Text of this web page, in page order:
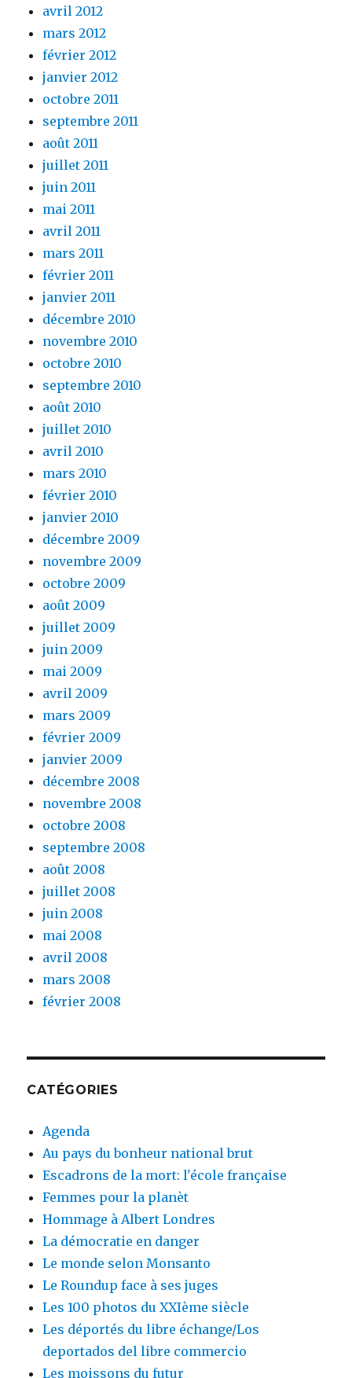
avril 2012
mars 2012
février 2012
janvier 2012
octobre 2011
septembre 2011
août 2011
juillet 2011
juin 2011
mai 2011
avril 2011
mars 2011
février 2011
janvier 2011
décembre 2010
novembre 2010
octobre 2010
septembre 2010
août 2010
juillet 2010
avril 2010
mars 2010
février 2010
janvier 2010
décembre 2009
novembre 2009
octobre 2009
août 2009
juillet 2009
juin 2009
mai 2009
avril 2009
mars 2009
février 2009
janvier 2009
décembre 2008
novembre 2008
octobre 2008
septembre 2008
août 2008
juillet 2008
juin 2008
mai 2008
avril 2008
mars 2008
février 2008
CATÉGORIES
Agenda
Au pays du bonheur national brut
Escadrons de la mort: l'école française
Femmes pour la planèt
Hommage à Albert Londres
La démocratie en danger
Le monde selon Monsanto
Le Roundup face à ses juges
Les 100 photos du XXIème siècle
Les déportés du libre échange/Los
deportados del libre commercio
Les moissons du futur